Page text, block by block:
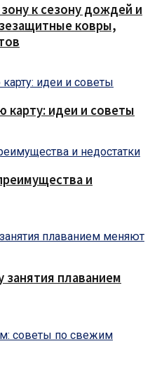
к сезону дождей и
ковры,
карту: идеи и советы
и
занятия плаванием